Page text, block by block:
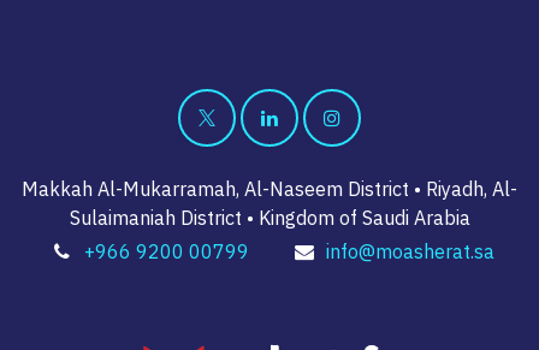
Makkah Al-Mukarramah, Al-Naseem District • Riyadh, Al-
Sulaimaniah District • Kingdom of Saudi Arabia
+966 9200 00799
info@moasherat.sa